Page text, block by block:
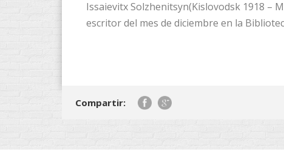
Issaievitx Solzhenitsyn(Kislovodsk 1918 –
escritor del mes de diciembre en la
Compartir: